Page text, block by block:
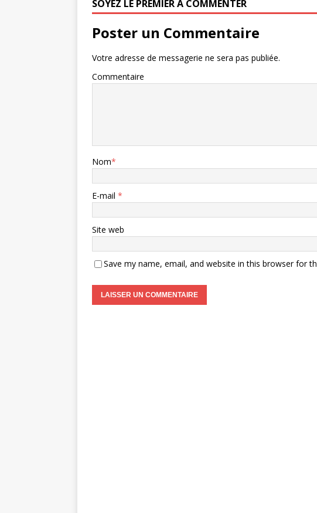
SOYEZ LE PREMIER À COMMENTER
Poster un Commentaire
Votre adresse de messagerie ne sera pas publiée.
Commentaire
Nom*
E-mail *
Site web
Save my name, email, and website in this browser for